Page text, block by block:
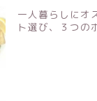
一人暮らしにオ
ト選び、３つの